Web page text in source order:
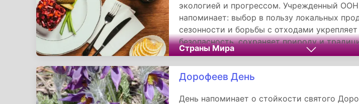
экологией и прогрессом. Учрежденный ООН
напоминает: выбор в пользу локальных
сезонности и борьбы с отходами
безопасность, сохраняет природу и
праздник показывает, что каждый прием
устойчивому будущему.
Страны Мира
Дорофеев День
День напоминает о стойкости святого